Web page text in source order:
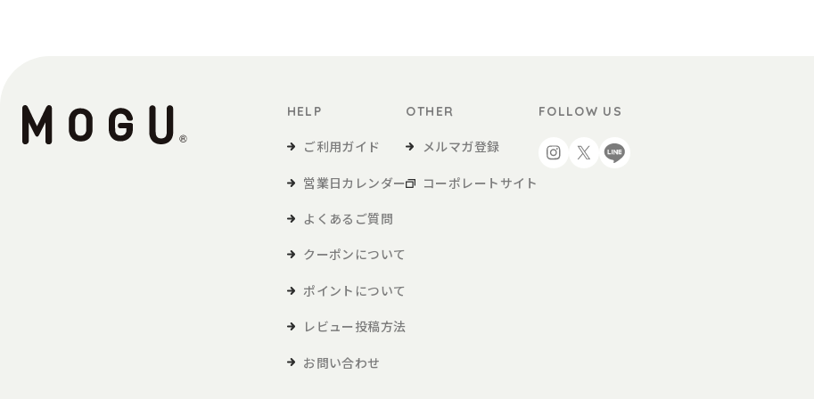
利用者は、いかなる場合にも、ユーザーIDおよびパスワードを第三者に譲渡または貸与し、もしくは第三者と共用すること
3. ユーザーID及びパスワードが第三者に使用されたことによって生じた損害は、当社に故意又は重大な過失がある場合を除き、
5. 利用者は、ID（メールアドレス）およびパスワードが第三者によって不正に使用されていることが判明した場合には、直ちに当
メールマガジンの登録解除について
登録は 自動解除されませんのでご注意ください。
2. 当社が、メールマガジンが受信障害その他何らかの理由で不達であると見なした場合や、一定期間に渡って閲覧していないと
HELP
ご利用ガイド
営業日カレンダー
よくあるご質問
クーポンについて
ポイントについて
レビュー投稿方法
お問い合わせ
OTHER
メルマガ登録
コーポレートサイト
FOLLOW US